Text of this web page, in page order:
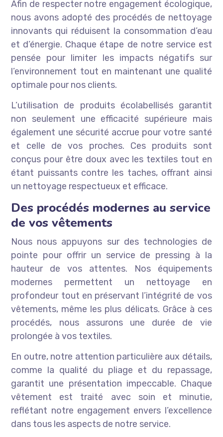
Afin de respecter notre engagement écologique,
nous avons adopté des procédés de nettoyage
innovants qui réduisent la consommation d’eau
et d’énergie. Chaque étape de notre service est
pensée pour limiter les impacts négatifs sur
l’environnement tout en maintenant une qualité
optimale pour nos clients.
L’utilisation de produits écolabellisés garantit
non seulement une efficacité supérieure mais
également une sécurité accrue pour votre santé
et celle de vos proches. Ces produits sont
conçus pour être doux avec les textiles tout en
étant puissants contre les taches, offrant ainsi
un nettoyage respectueux et efficace.
Des procédés modernes au service
de vos vêtements
Nous nous appuyons sur des technologies de
pointe pour offrir un service de pressing à la
hauteur de vos attentes. Nos équipements
modernes permettent un nettoyage en
profondeur tout en préservant l’intégrité de vos
vêtements, même les plus délicats. Grâce à ces
procédés, nous assurons une durée de vie
prolongée à vos textiles.
En outre, notre attention particulière aux détails,
comme la qualité du pliage et du repassage,
garantit une présentation impeccable. Chaque
vêtement est traité avec soin et minutie,
reflétant notre engagement envers l’excellence
dans tous les aspects de notre service.